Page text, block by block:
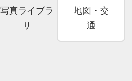
写真ライブラ
リ
地図・交
通